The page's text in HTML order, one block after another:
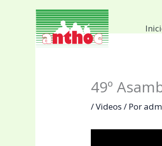
contenido
49º
/Videos / Por